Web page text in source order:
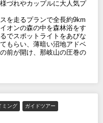
づれやカップルに大人気プ
を走るプランで全長約9km
オンの森の中を森林浴をす
でスポットライトをあびな
もらい、薄暗い沼地アドベ
前が開け、那岐山の圧巻の
ミング
ガイドツアー